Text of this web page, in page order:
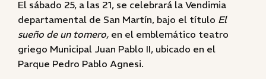
El sábado 25, a las 21, se celebrará la Vendimia
departamental de San Martín, bajo el título El
sueño de un tomero, en el emblemático teatro
griego Municipal Juan Pablo II, ubicado en el
Parque Pedro Pablo Agnesi.